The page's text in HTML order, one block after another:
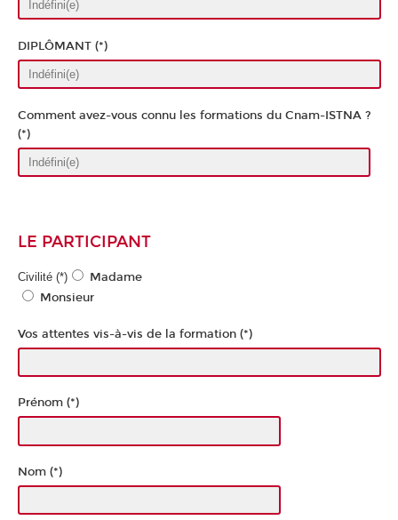
DIPLÔMANT (*)
Comment avez-vous connu les formations du Cnam-ISTNA ?
(*)
LE PARTICIPANT
Civilité (*)
Madame
Monsieur
Vos attentes vis-à-vis de la formation (*)
Prénom (*)
Nom (*)